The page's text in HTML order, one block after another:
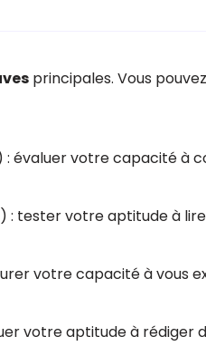
principales. Vous
: évaluer votre capacité à
: tester votre aptitude à
votre capacité à
votre aptitude à